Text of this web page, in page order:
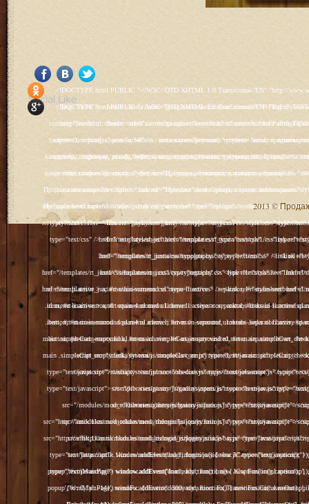
<!DOCTYPE html PUBLIC "-//W3C//DTD XHTML 1.0 Transitional//EN" "http://www.w3.org/TR/xhtml1/DTD/xhtml1-transitional.dtd"> <html xmlns="http://www.w3.org/1999/xhtml" xml:lang="ru-ru" lang="ru-ru" > <head> <meta name="google-site-verification" content="4vFPaFr8_T0N5uYcY4vh3M1DtIkbIJH6yDV7_NDqfJc" /> <base href="http://antik.1kzn.ru/" /> <meta http-equiv="content-type" content="text/html; charset=utf-8" /> <meta name="keywords" content="каталог антиквариат, часы продажа, старинные часы, напольные часы, настенные часы, каминные часы, мебель, старинные люстры, картины, торшеры, резьба, мебель, коллекционирование, чугунное литьё, предметы старины, реставрация, интерьер, модерн, классицизм, кресло, диван, мозаика, гарнитур, дуб, зеркало, светильник, канделябр, шифоньер, шкаф, буфет, комод, сундук, букинист, жирандоль, бронза" /> <meta name="rights" content="Продажа антиквариата http://antik.1kzn.ru" /> <meta name="author" content="Super User" /> <meta name="description" content="Продажа антиквариата, каталог антиквариата." /> <meta name="generator" content="Joomla! - Open Source Content Management" /> <title>Каталог антиквариата - Продажа антиквариата </title> <link rel="stylesheet" href="/plugins/system/rokbox/assets/styles/rokbox.css" type="text/css" /> <link rel="stylesheet" href="/libraries/gantry/css/grid-12.css" type="text/css" /> <link rel="stylesheet" href="/libraries/gantry/css/gantry.css" type="text/css" /> <link rel="stylesheet" href="/libraries/gantry/css/joomla.css" type="text/css" /> <link rel="stylesheet" href="/templates/rt_juxta/css/joomla.css" type="text/css" /> <link rel="stylesheet" href="/templates/rt_juxta/css/style1.css" type="text/css" /> <link rel="stylesheet" href="/templates/rt_juxta/css/demo-styles.css" type="text/css" /> <link rel="stylesheet" href="/templates/rt_juxta/css/template.css" type="text/css" /> <link rel="stylesheet" href="/templates/rt_juxta/css/template-firefox.css" type="text/css" /> <link rel="stylesheet" href="/templates/rt_juxta/css/typography.css" type="text/css" /> <link rel="stylesheet" href="/templates/rt_juxta/css/backgrounds.css" type="text/css" /> <link rel="stylesheet" href="/templates/rt_juxta/css/fusionmenu.css" type="text/css" /> <link rel="stylesheet" href="/modules/mod_roknewspager/themes/light/roknewspager.css" type="text/css" /> <style type="text/css"> #rt-main-surround ul.menu li.active > a, #rt-main-surround ul.menu li.active > .separator, #rt-main-surround ul.menu li.active > .item, #rt-main-surround .square4 ul.menu li:hover > a, #rt-main-surround .square4 ul.menu li:hover > .item, #rt-main-surround .square4 ul.menu li:hover > .separator, .roktabs-links ul li.active span, .menutop li:hover > .item, .menutop li.f-menuparent-itemfocus .item, .menutop li.active > .item {color:#660000;} a, .button, #rt-main-surround ul.menu a:hover, #rt-main-surround ul.menu .separator:hover, #rt-main-surround ul.menu .item:hover, .title1 .module-title .title, #rt-main .item_add:link, #rt-main .item_add:visited, #rt-main .simpleCart_empty:link, #rt-main .simpleCart_empty:visited, #rt-main .simpleCart_checkout:link, #rt-main .simpleCart_checkout:visited {color:#660000;} body #rt-logo {width:400px;height:200px;} </style> <script src="/media/system/js/mootools-core.js" type="text/javascript"></script> <script src="/media/system/js/core.js" type="text/javascript"></script> <script src="/media/
<!DOCTYPE html PUBLIC "-//W3C//DTD XHTML 1.0 Transitional//EN" "http://www.w3.org/TR/xhtml1/DTD/xhtml1-transitional.dtd"> <html xmlns="http://www.w3.org/1999/xhtml" xml:lang="ru-ru" lang="ru-ru" > <head> <meta name="google-site-verification" content="4vFPaFr8_T0N5uYcY4vh3M1DtIkbIJH6yDV7_NDqfJc" /> <base href="http://antik.1kzn.ru/" /> <meta http-equiv="content-type" content="text/html; charset=utf-8" /> <meta name="keywords" content="каталог антиквариат, часы продажа, старинные часы, напольные часы, настенные часы, каминные часы, мебель, старинные люстры, картины, торшеры, резьба, мебель, коллекционирование, чугунное литьё, предметы старины, реставрация, интерьер, модерн, классицизм, кресло, диван, мозаика, гарнитур, дуб, зеркало, светильник, канделябр, шифоньер, шкаф, буфет, комод, сундук, букинист, жирандоль, бронза" /> <meta name="rights" content="Продажа антиквариата http://antik.1kzn.ru" /> <meta name="author" content="Super User" /> <meta name="description" content="Продажа антиквариата, каталог антиквариата." /> <meta name="generator" content="Joomla! - Open Source Content Management" /> <title>Каталог антиквариата - Продажа антиквариата </title> <link rel="stylesheet" href="/plugins/system/rokbox/assets/styles/rokbox.css" type="text/css" /> <link rel="stylesheet" href="/libraries/gantry/css/grid-12.css" type="text/css" /> <link rel="stylesheet" href="/libraries/gantry/css/gantry.css" type="text/css" /> <link rel="stylesheet" href="/libraries/gantry/css/joomla.css" type="text/css" /> <link rel="stylesheet" href="/templates/rt_juxta/css/joomla.css" type="text/css" /> <link rel="stylesheet" href="/templates/rt_juxta/css/style1.css" type="text/css" /> <link rel="stylesheet" href="/templates/rt_juxta/css/demo-styles.css" type="text/css" /> <link rel="stylesheet" href="/templates/rt_juxta/css/template.css" type="text/css" /> <link rel="stylesheet" href="/templates/rt_juxta/css/template-firefox.css" type="text/css" /> <link rel="stylesheet" href="/templates/rt_juxta/css/typography.css" type="text/css" /> <link rel="stylesheet" href="/templates/rt_juxta/css/backgrounds.css" type="text/css" /> <link rel="stylesheet" href="/templates/rt_juxta/css/fusionmenu.css" type="text/css" /> <link rel="stylesheet" href="/modules/mod_roknewspager/themes/light/roknewspager.css" type="text/css" /> <style type="text/css"> #rt-main-surround ul.menu li.active > a, #rt-main-surround ul.menu li.active > .separator, #rt-main-surround ul.menu li.active > .item, #rt-main-surround .square4 ul.menu li:hover > a, #rt-main-surround .square4 ul.menu li:hover > .item, #rt-main-surround .square4 ul.menu li:hover > .separator, .roktabs-links ul li.active span, .menutop li:hover > .item, .menutop li.f-menuparent-itemfocus .item, .menutop li.active > .item {color:#660000;} a, .button, #rt-main-surround ul.menu a:hover, #rt-main-surround ul.menu .separator:hover, #rt-main-surround ul.menu .item:hover, .title1 .module-title .title, #rt-main .item_add:link, #rt-main .item_add:visited, #rt-main .simpleCart_empty:link, #rt-main .simpleCart_empty:visited, #rt-main .simpleCart_checkout:link, #rt-main .simpleCart_checkout:visited {color:#660000;} body #rt-logo {width:400px;height:200px;} </style> <script src="/media/system/js/mootools-core.js" type="text/javascript"></script> <script src="/media/system/js/core.js" type="text/javascript"></script> <script src="/media/
Social Like
2013 ©